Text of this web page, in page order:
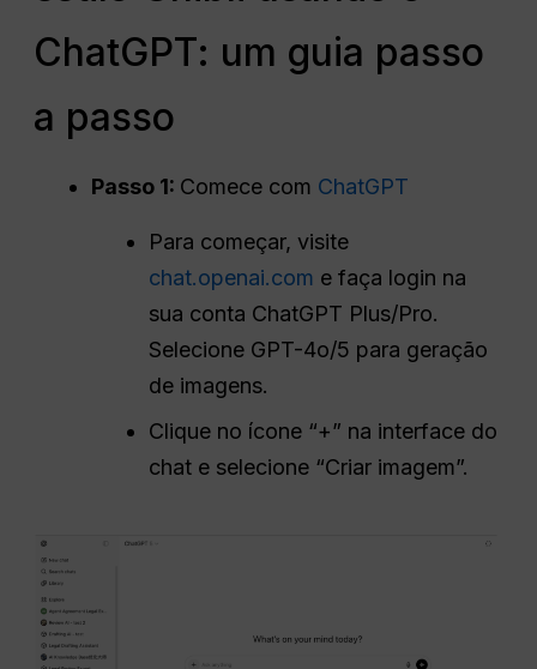
ChatGPT: um guia passo
a passo
Passo 1: Comece com ChatGPT
Para começar, visite
chat.openai.com e faça login na
sua conta ChatGPT Plus/Pro.
Selecione GPT-4o/5 para geração
de imagens.
Clique no ícone “+” na interface do
chat e selecione “Criar imagem”.